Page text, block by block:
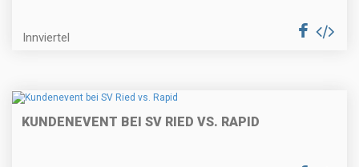
Innviertel
KUNDENEVENT BEI SV RIED VS. RAPID